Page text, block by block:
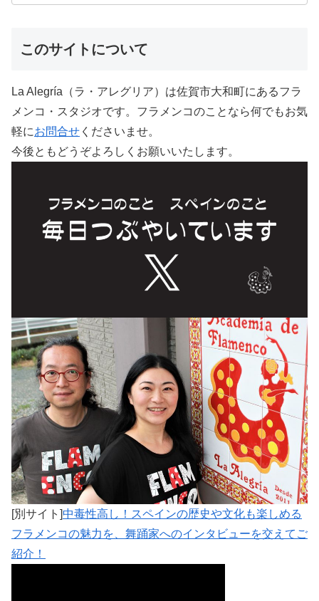
このサイトについて
La Alegría（ラ・アレグリア）は佐賀市大和町にあるフラ
メンコ・スタジオです。フラメンコのことなら何でもお気
軽にお問合せ くださいませ。
今後ともどうぞよろしくお願いいたします。
[別サイト]中毒性高し！スペインの歴史や文化も楽しめる
フラメンコの魅力を、舞踊家へのインタビューを交えてご
紹介！